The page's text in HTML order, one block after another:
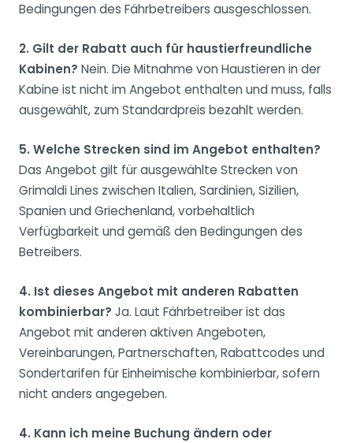
Bedingungen des Fährbetreibers ausgeschlossen.
2. Gilt der Rabatt auch für haustierfreundliche
Kabinen? Nein. Die Mitnahme von Haustieren in der
Kabine ist nicht im Angebot enthalten und muss, falls
ausgewählt, zum Standardpreis bezahlt werden.
5. Welche Strecken sind im Angebot enthalten?
Das Angebot gilt für ausgewählte Strecken von
Grimaldi Lines zwischen Italien, Sardinien, Sizilien,
Spanien und Griechenland, vorbehaltlich
Verfügbarkeit und gemäß den Bedingungen des
Betreibers.
4. Ist dieses Angebot mit anderen Rabatten
kombinierbar? Ja. Laut Fährbetreiber ist das
Angebot mit anderen aktiven Angeboten,
Vereinbarungen, Partnerschaften, Rabattcodes und
Sondertarifen für Einheimische kombinierbar, sofern
nicht anders angegeben.
4. Kann ich meine Buchung ändern oder